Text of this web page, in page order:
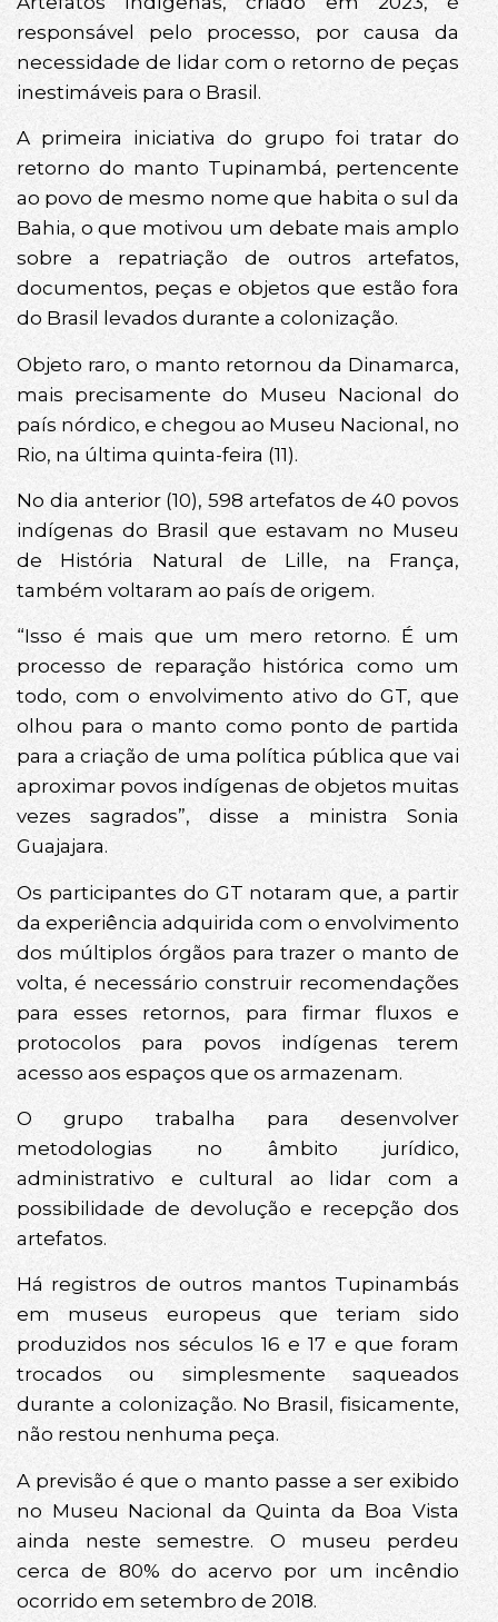
responsável pelo processo, por causa da
necessidade de lidar com o retorno de peças
inestimáveis para o Brasil.
A primeira iniciativa do grupo foi tratar do
retorno do manto Tupinambá, pertencente
ao povo de mesmo nome que habita o sul da
Bahia, o que motivou um debate mais amplo
sobre a repatriação de outros artefatos,
documentos, peças e objetos que estão fora
do Brasil levados durante a colonização.
Objeto raro, o manto retornou da Dinamarca,
mais precisamente do Museu Nacional do
país nórdico, e chegou ao Museu Nacional, no
Rio, na última quinta-feira (11).
No dia anterior (10), 598 artefatos de 40 povos
indígenas do Brasil que estavam no Museu
de História Natural de Lille, na França,
também voltaram ao país de origem.
“Isso é mais que um mero retorno. É um
processo de reparação histórica como um
todo, com o envolvimento ativo do GT, que
olhou para o manto como ponto de partida
para a criação de uma política pública que vai
aproximar povos indígenas de objetos muitas
vezes sagrados”, disse a ministra Sonia
Guajajara.
Os participantes do GT notaram que, a partir
da experiência adquirida com o envolvimento
dos múltiplos órgãos para trazer o manto de
volta, é necessário construir recomendações
para esses retornos, para firmar fluxos e
protocolos para povos indígenas terem
acesso aos espaços que os armazenam.
O grupo trabalha para desenvolver
metodologias no âmbito jurídico,
administrativo e cultural ao lidar com a
possibilidade de devolução e recepção dos
artefatos.
Há registros de outros mantos Tupinambás
em museus europeus que teriam sido
produzidos nos séculos 16 e 17 e que foram
trocados ou simplesmente saqueados
durante a colonização. No Brasil, fisicamente,
não restou nenhuma peça.
A previsão é que o manto passe a ser exibido
no Museu Nacional da Quinta da Boa Vista
ainda neste semestre. O museu perdeu
cerca de 80% do acervo por um incêndio
ocorrido em setembro de 2018.